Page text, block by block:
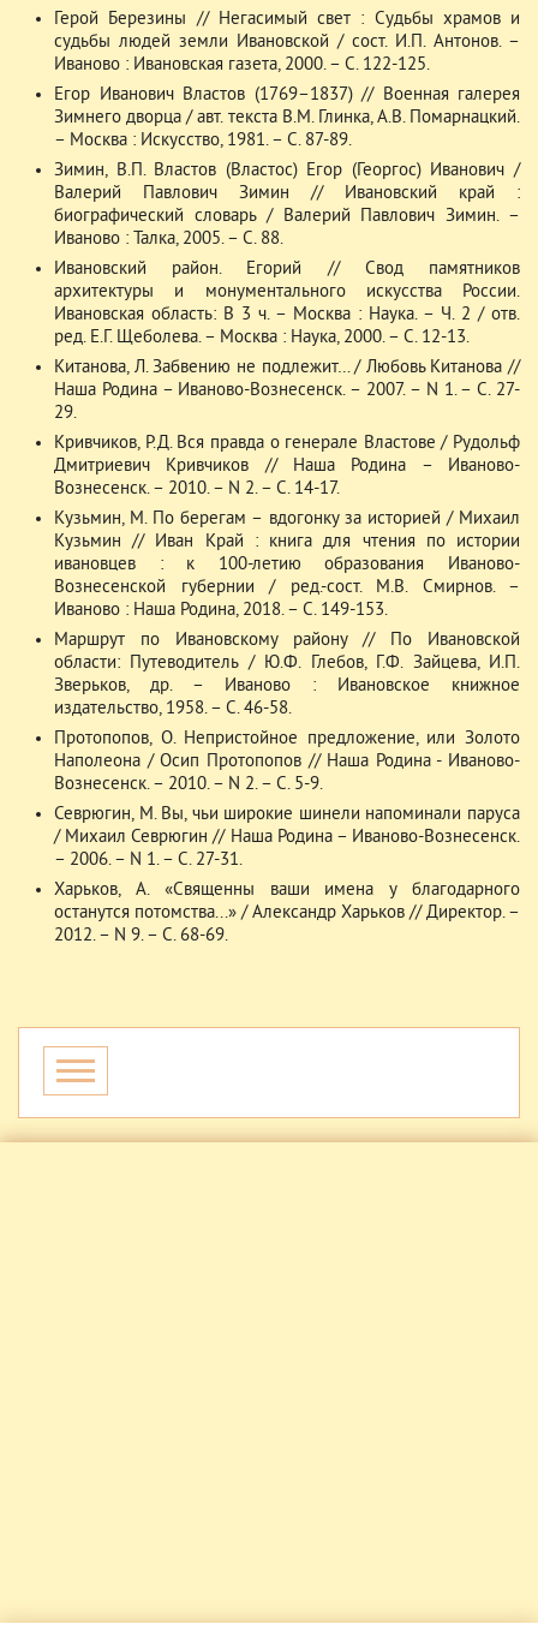
Герой Березины // Негасимый свет : Судьбы храмов и
судьбы людей земли Ивановской / сост. И.П. Антонов. –
Иваново : Ивановская газета, 2000. – С. 122-125.
Егор Иванович Властов (1769–1837) // Военная галерея
Зимнего дворца / авт. текста В.М. Глинка, А.В. Помарнацкий.
– Москва : Искусство, 1981. – С. 87-89.
Зимин, В.П. Властов (Властос) Егор (Георгос) Иванович /
Валерий Павлович Зимин // Ивановский край :
биографический словарь / Валерий Павлович Зимин. –
Иваново : Талка, 2005. – С. 88.
Ивановский район. Егорий // Свод памятников
архитектуры и монументального искусства России.
Ивановская область: В 3 ч. – Москва : Наука. – Ч. 2 / отв.
ред. Е.Г. Щеболева. – Москва : Наука, 2000. – С. 12-13.
Китанова, Л. Забвению не подлежит… / Любовь Китанова //
Наша Родина – Иваново-Вознесенск. – 2007. – N 1. – С. 27-
29.
Кривчиков, Р.Д. Вся правда о генерале Властове / Рудольф
Дмитриевич Кривчиков // Наша Родина – Иваново-
Вознесенск. – 2010. – N 2. – С. 14-17.
Кузьмин, М. По берегам – вдогонку за историей / Михаил
Кузьмин // Иван Край : книга для чтения по истории
ивановцев : к 100-летию образования Иваново-
Вознесенской губернии / ред.-сост. М.В. Смирнов. –
Иваново : Наша Родина, 2018. – С. 149-153.
Маршрут по Ивановскому району // По Ивановской
области: Путеводитель / Ю.Ф. Глебов, Г.Ф. Зайцева, И.П.
Зверьков, др. – Иваново : Ивановское книжное
издательство, 1958. – С. 46-58.
Протопопов, О. Непристойное предложение, или Золото
Наполеона / Осип Протопопов // Наша Родина - Иваново-
Вознесенск. – 2010. – N 2. – С. 5-9.
Севрюгин, М. Вы, чьи широкие шинели напоминали паруса
/ Михаил Севрюгин // Наша Родина – Иваново-Вознесенск.
– 2006. – N 1. – С. 27-31.
Харьков, А. «Священны ваши имена у благодарного
останутся потомства...» / Александр Харьков // Директор. –
2012. – N 9. – С. 68-69.